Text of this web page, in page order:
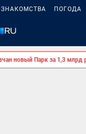
ЗНАКОМСТВА ПОГОДА
новый Парк за 1,3 млрд